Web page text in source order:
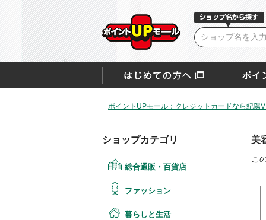
ポイントUPモール：クレジットカードなら紀陽
ショップカテゴリ
総合通販・百貨店
ファッション
暮らしと生活
美
こ